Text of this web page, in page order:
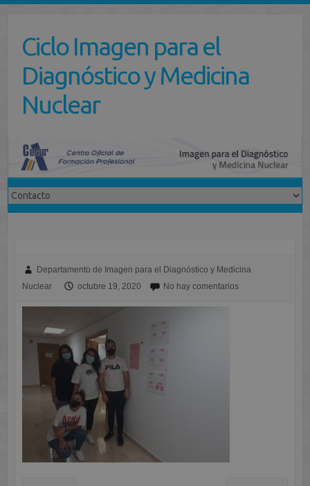
contenidoCiclo Imagen para el
Diagnóstico y Medicina
Nuclear
Departamento de Imagen para el Diagnóstico y Medicina
Nuclear
octubre 19, 2020 No hay comentarios